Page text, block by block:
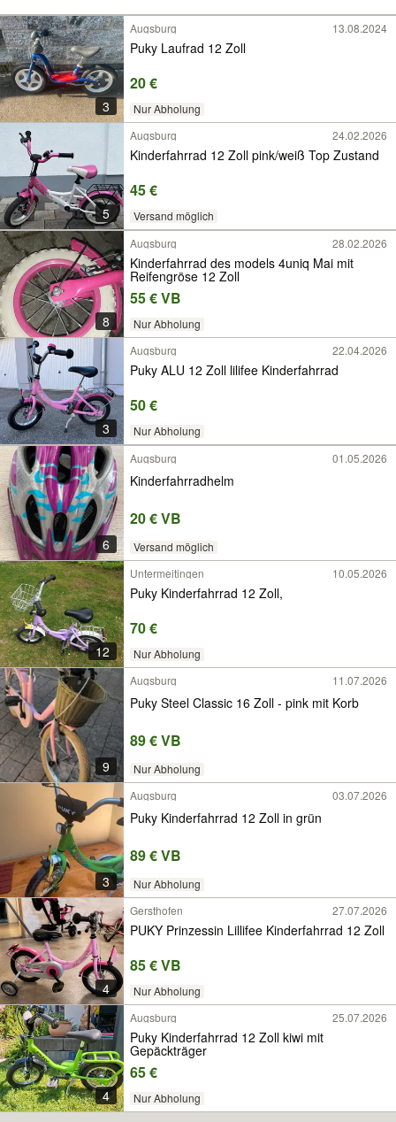
3
Augsburg 13.08.2024
Puky Laufrad 12 Zoll
20 €
Nur Abholung
5
Augsburg 24.02.2026
Kinderfahrrad 12 Zoll pink/weiß Top Zustand
45 €
Versand möglich
8
Augsburg 28.02.2026
Kinderfahrrad des models 4uniq Mai mit
Reifengröse 12 Zoll
55 € VB
Nur Abholung
3
Augsburg 22.04.2026
Puky ALU 12 Zoll lilifee Kinderfahrrad
50 €
Nur Abholung
6
Augsburg 01.05.2026
Kinderfahrradhelm
20 € VB
Versand möglich
12
Untermeitingen 10.05.2026
Puky Kinderfahrrad 12 Zoll,
70 €
Nur Abholung
9
Augsburg 11.07.2026
Puky Steel Classic 16 Zoll - pink mit Korb
89 € VB
Nur Abholung
3
Augsburg 03.07.2026
Puky Kinderfahrrad 12 Zoll in grün
89 € VB
Nur Abholung
4
Gersthofen 27.07.2026
PUKY Prinzessin Lillifee Kinderfahrrad 12 Zoll
85 € VB
Nur Abholung
4
Augsburg 25.07.2026
Puky Kinderfahrrad 12 Zoll kiwi mit
Gepäckträger
65 €
Nur Abholung